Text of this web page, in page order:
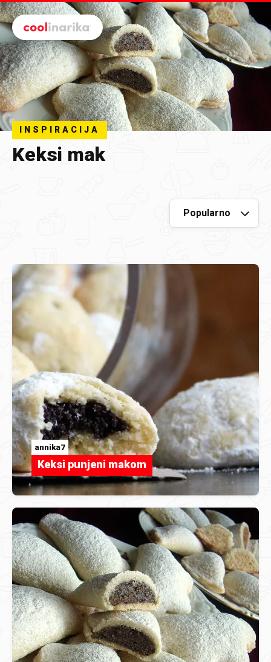
Preskoči na glavni sadržaj
INSPIRACIJA
Keksi mak
annika7
Keksi punjeni makom